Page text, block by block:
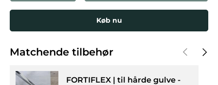
Køb nu
Matchende tilbehør Forrige
FORTIFLEX | til hårde gulve -